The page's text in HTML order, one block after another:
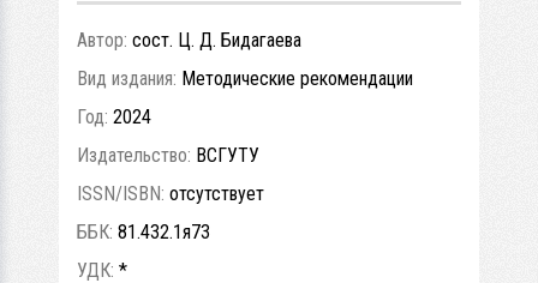
Автор: сост. Ц. Д. Бидагаева
Вид издания: Методические рекомендации
Год: 2024
Издательство: ВСГУТУ
ISSN/ISBN: отсутствует
ББК: 81.432.1я73
УДК: *